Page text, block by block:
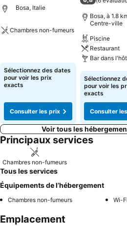
Bosa, Italie
Chambres non-fumeurs
Sélectionnez des dates
pour voir les prix
exacts
Consulter les prix
Bosa, à 1.8
Centre-ville
Piscine
Restaurant
Bar dans
Consulter
Sélectionnez
pour voir les
exacts
Consulter
Voir tous les
Principaux services
Chambres non-fumeurs
Tous les services
Équipements de l’hébergement
Chambres non-fumeurs Wi-Fi
Emplacement